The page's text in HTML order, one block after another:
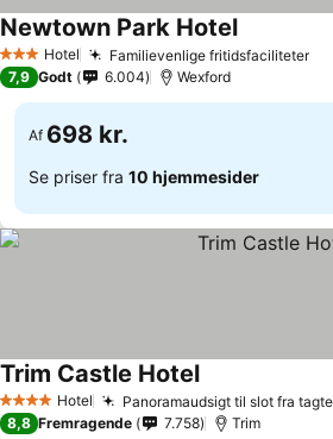
3 StjernerHotel Familievenlige fritidsfaciliteter
Newtown Park Hotel
7,9 Godt 6.004 Wexford
Af 698 kr.
Se priser fra 10 hjemmesider
4 StjernerHotel Panoramaudsigt til slot fra
Trim Castle Hotel
8,8 Fremragende 7.758 Trim